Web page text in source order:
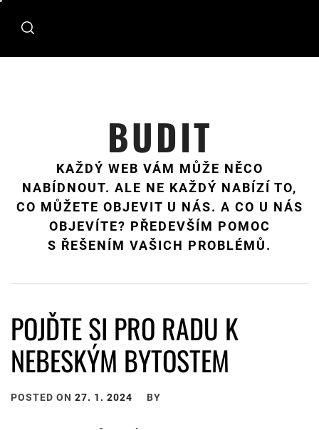
BUDIT
KAŽDÝ WEB VÁM MŮŽE NĚCO
NABÍDNOUT. ALE NE KAŽDÝ NABÍZÍ TO,
CO MŮŽETE OBJEVIT U NÁS. A CO U NÁS
OBJEVÍTE? PŘEDEVŠÍM POMOC
S ŘEŠENÍM VAŠICH PROBLÉMŮ.
POJĎTE SI PRO RADU K
NEBESKÝM BYTOSTEM
POSTED ON 27. 1. 2024 BY